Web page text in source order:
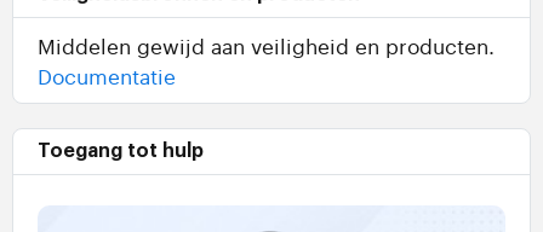
Middelen gewijd aan veiligheid en producten.
Documentatie
Toegang tot hulp